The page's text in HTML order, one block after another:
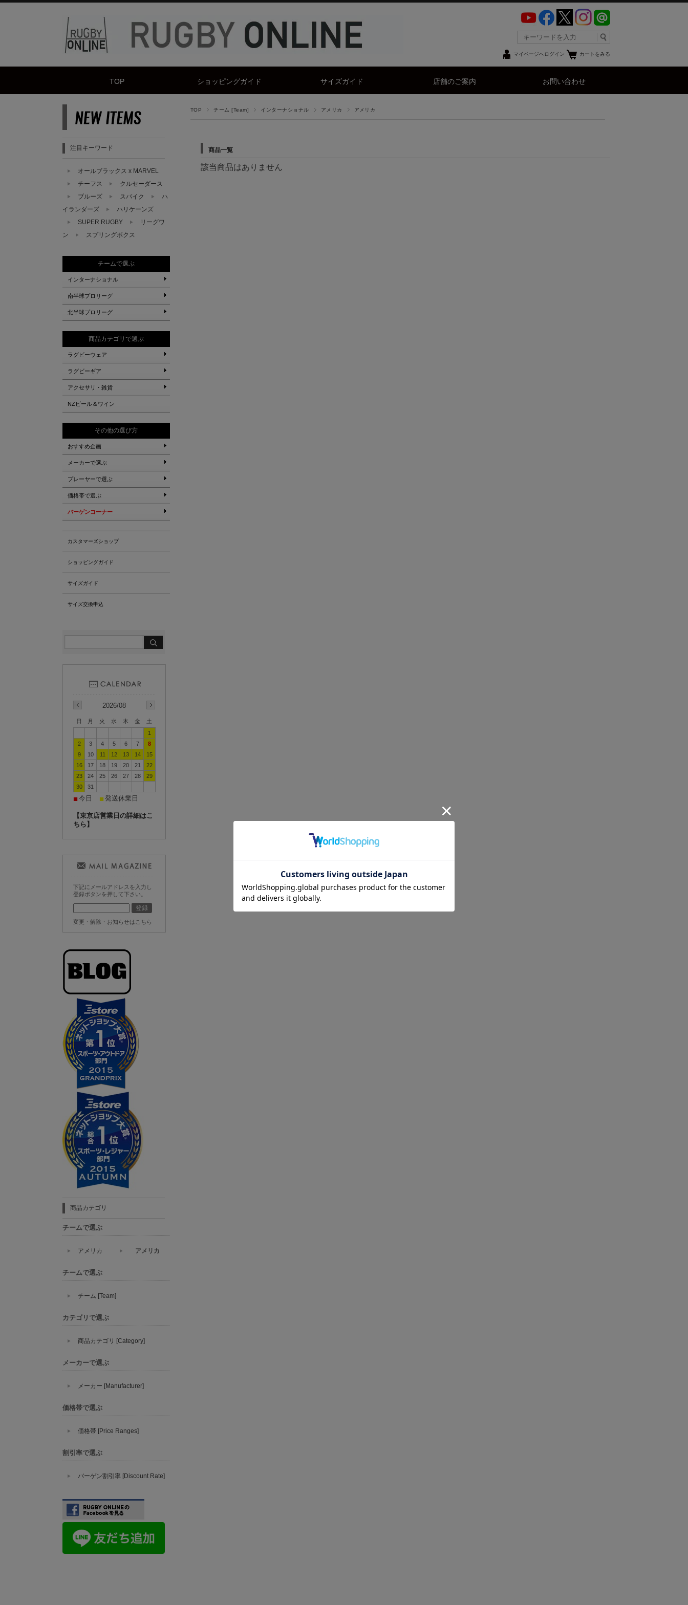
マイページへログイン カートをみる
TOP ショッピングガイド サイズガイド 店舗のご案内 お問い合わせ
TOP チーム [Team] インターナショナル アメリカ アメリカ
商品一覧
該当商品はありません
注目キーワード
オールブラックス x MARVEL
チーフス
クルセーダース
ブルーズ
スパイク
ハ
イランダーズ
ハリケーンズ
SUPER RUGBY
リーグワ
ン
スプリングボクス
チームで選ぶ
インターナショナル
南半球プロリーグ
北半球プロリーグ
商品カテゴリで選ぶ
ラグビーウェア
ラグビーギア
アクセサリ・雑貨
NZビール＆ワイン
その他の選び方
おすすめ企画
メーカーで選ぶ
プレーヤーで選ぶ
価格帯で選ぶ
バーゲンコーナー
カスタマーズショップ
ショッピングガイド
サイズガイド
サイズ交換申込
2026/08
日 月 火 水 木 金
土
1
2
3 4 5 6 7
8
9
10 11 12 13 14
15
16
17 18 19 20 21
22
23
24 25 26 27 28
29
30
31
■ 今日 ■ 発送休業日
【東京店営業日の詳細はこ
ちら】
下記にメールアドレスを入力し
登録ボタンを押して下さい。
変更・解除・お知らせはこちら
商品カテゴリ
チームで選ぶ
アメリカ アメリカ
チームで選ぶ
チーム [Team]
カテゴリで選ぶ
商品カテゴリ [Category]
メーカーで選ぶ
メーカー [Manufacturer]
価格帯で選ぶ
価格帯 [Price Ranges]
割引率で選ぶ
バーゲン割引率 [Discount Rate]